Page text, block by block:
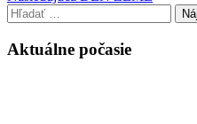
v
článku
príspevok
Hľadať:
Aktuálne počasie